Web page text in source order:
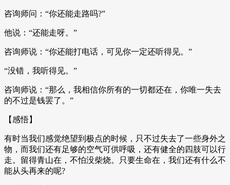
咨询师问：“你还能走路吗?”
他说：“还能走呀。”
咨询师说：“你还能打电话，可见你一定还听得见。”
“没错，我听得见。”
咨询师说：“那么，我相信你所有的一切都还在，你唯一失去
的不过是钱罢了。”
【感悟】
有时当我们感觉绝望到极点的时候，只不过失去了一些身外之
物，而我们还有足够的空气可供呼吸，还有健全的四肢可以行
走。留得青山在，不怕没柴烧。只要生命在，我们还有什么不
能从头再来的呢?